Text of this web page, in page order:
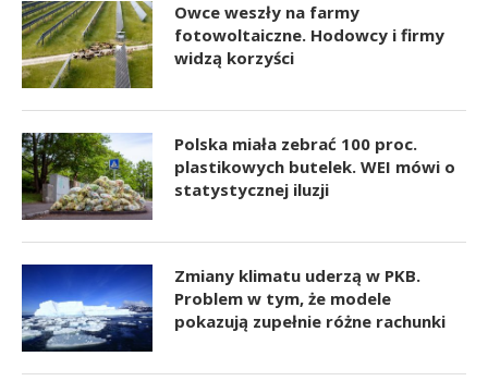
Owce weszły na farmy
fotowoltaiczne. Hodowcy i firmy
widzą korzyści
Polska miała zebrać 100 proc.
plastikowych butelek. WEI mówi o
statystycznej iluzji
Zmiany klimatu uderzą w PKB.
Problem w tym, że modele
pokazują zupełnie różne rachunki